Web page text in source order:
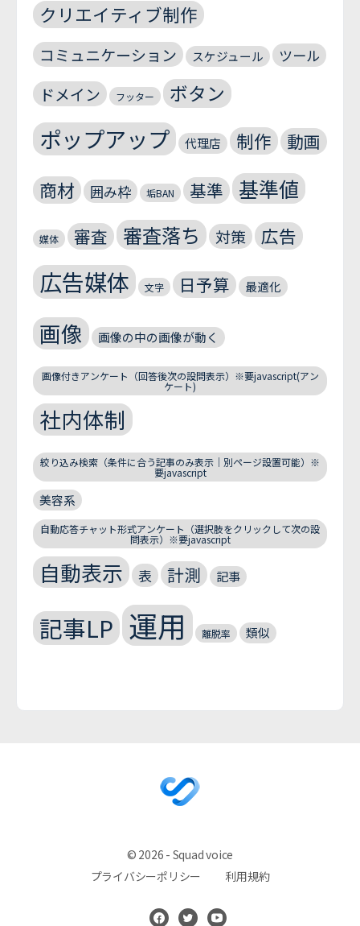
クリエイティブ制作
コミュニケーション スケジュール ツール
ドメイン フッター ボタン
ポップアップ 代理店 制作 動画
商材 囲み枠 垢BAN 基準 基準値
媒体 審査 審査落ち 対策 広告
広告媒体 文字 日予算 最適化
画像 画像の中の画像が動く
画像付きアンケート（回答後次の設問表示）※要javascript(アン
ケート)
社内体制
絞り込み検索（条件に合う記事のみ表示｜別ページ設置可能）※
要javascript
美容系
自動応答チャット形式アンケート（選択肢をクリックして次の設
問表示）※要javascript
自動表示 表 計測 記事
記事LP 運用 離脱率 類似
© 2026 - Squad voice
プライバシーポリシー
利用規約